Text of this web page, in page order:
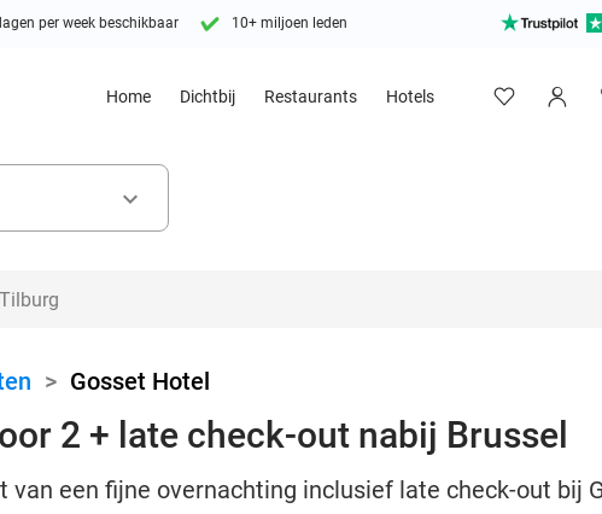
per week beschikbaar 10+ miljoen leden
Home Dichtbij Restaurants Hotels
keyboard_arrow_down
> Gosset Hotel
2 + late check-out nabij Brussel
van een fijne overnachting inclusief late check-out bij